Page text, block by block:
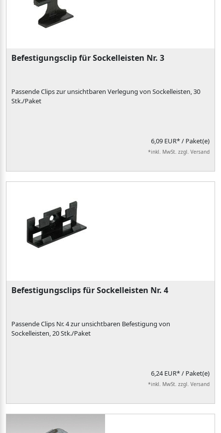
Befestigungsclip für Sockelleisten Nr. 3
Passende Clips zur unsichtbaren Verlegung von Sockelleisten, 30
Stk./Paket
6,09 EUR*/ Paket(e)
*inkl. MwSt. zzgl. Versand
Befestigungsclips für Sockelleisten Nr. 4
Passende Clips Nr. 4 zur unsichtbaren Befestigung von
Sockelleisten, 20 Stk./Paket
6,24 EUR*/ Paket(e)
*inkl. MwSt. zzgl. Versand